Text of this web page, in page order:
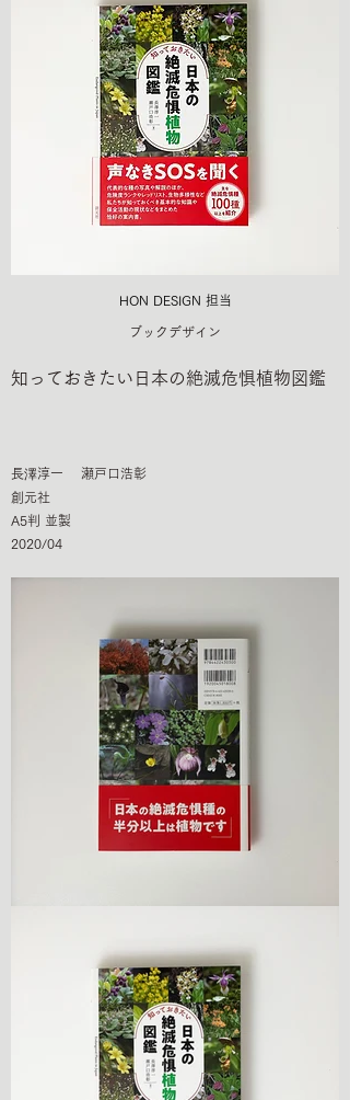
HON DESIGN​ 担当
ブックデザイン
知っておきたい日本の絶滅危惧植物図鑑
長澤淳一 瀬戸口浩彰
創元社
A5判 並製
2020/04